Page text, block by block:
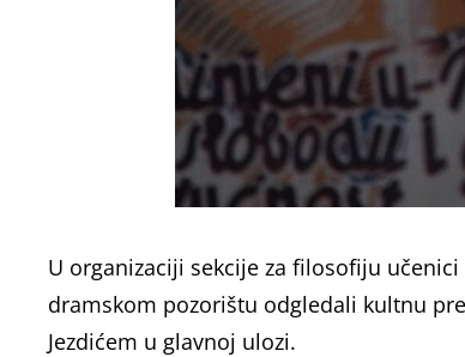
U organizaciji sekcije za filosofiju
dramskom pozorištu odgledali kultnu
Jezdićem u glavnoj ulozi.